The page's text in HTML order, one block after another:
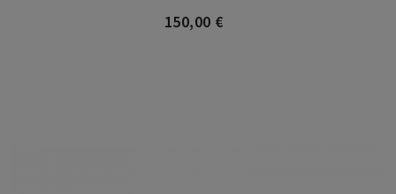
Precio
150,00 €